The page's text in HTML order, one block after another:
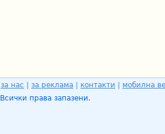
за нас за реклама контакти
мобилна
Всички права запазени.